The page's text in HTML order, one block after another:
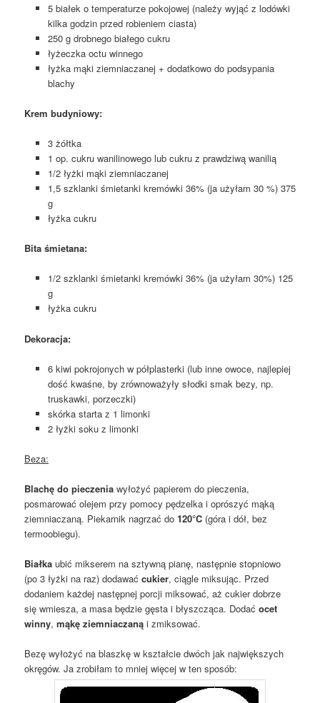
5 białek o temperaturze pokojowej (należy wyjąć z lodówki
kilka godzin przed robieniem ciasta)
250 g drobnego białego cukru
łyżeczka octu winnego
łyżka mąki ziemniaczanej + dodatkowo do podsypania
blachy
Krem budyniowy:
3 żółtka
1 op. cukru wanilinowego lub cukru z prawdziwą wanilią
1/2 łyżki mąki ziemniaczanej
1,5 szklanki śmietanki kremówki 36% (ja użyłam 30 %) 375
g
łyżka cukru
Bita śmietana:
1/2 szklanki śmietanki kremówki 36% (ja użyłam 30%) 125
g
łyżka cukru
Dekoracja:
6 kiwi pokrojonych w półplasterki (lub inne owoce, najlepiej
dość kwaśne, by zrównoważyły słodki smak bezy, np.
truskawki, porzeczki)
skórka starta z 1 limonki
2 łyżki soku z limonki
Beza:
Blachę do pieczenia wyłożyć papierem do pieczenia,
posmarować olejem przy pomocy pędzelka i oprószyć mąką
ziemniaczaną. Piekarnik nagrzać do 120°C (góra i dół, bez
termoobiegu).
Białka ubić mikserem na sztywną pianę, następnie stopniowo
(po 3 łyżki na raz) dodawaćcukier, ciągle miksując. Przed
dodaniem każdej następnej porcji miksować, aż cukier dobrze
się wmiesza, a masa będzie gęsta i błyszcząca. Dodaćocet
winny,mąkę ziemniaczaną i zmiksować.
Bezę wyłożyć na blaszkę w kształcie dwóch jak największych
okręgów. Ja zrobiłam to mniej więcej w ten sposób: